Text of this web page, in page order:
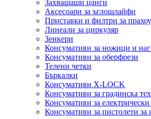
Захващащи цанги
Аксесоари за ъглошлайфи
Приставки и филтри за
Линеали за циркуляр
Зенкери
Консумативи за ножици и
Консумативи за оберфрези
Телени четки
Бъркалки
Консумативи X-LOCK
Консумативи за градинска
Консумативи за електрически
Консумативи за пистолети за